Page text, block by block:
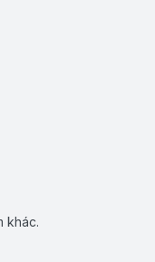
khác.